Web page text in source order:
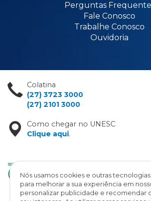
Perguntas
Fale Conosco
Trabalhe Conosco
Ouvidoria
Colatina
(27) 3723 3000
(27) 2101 3000
Como chegar no UNESC
Clique aqui.
Nós usamos cookies e outras
para melhorar a sua experiência em
personalizar publicidade e recomendar